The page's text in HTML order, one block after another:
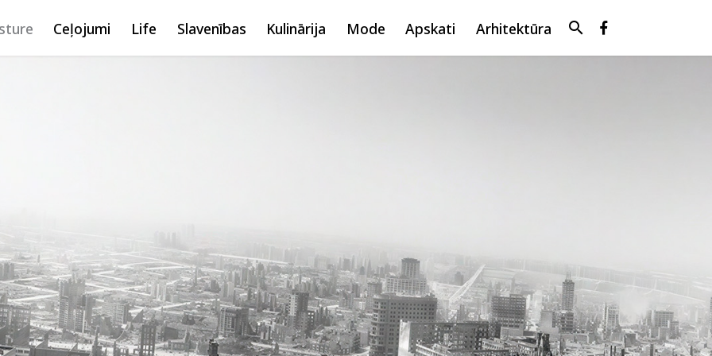
Ceļojumi Life Slavenības Kulinārija Mode Apskati Arhitektūra search